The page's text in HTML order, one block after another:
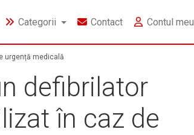
Categorii Contact Contul meu
urgență medicală
defibrilator
în caz de